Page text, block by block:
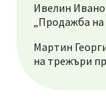
Ивелин
„Продажба
Мартин
на трежъри